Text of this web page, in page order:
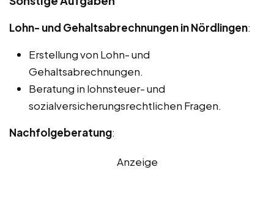
Lohn- und Gehaltsabrechnungen in Nördlingen:
Erstellung von Lohn- und
Gehaltsabrechnungen.
Beratung in lohnsteuer- und
sozialversicherungsrechtlichen Fragen.
Nachfolgeberatung:
Anzeige